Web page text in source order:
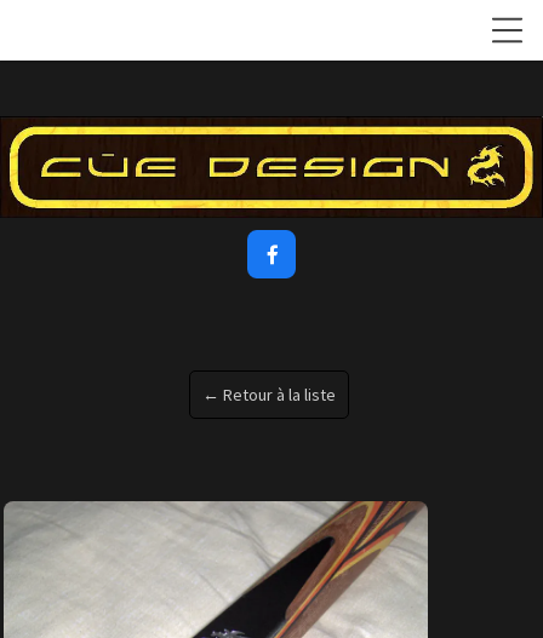

← Retour à la liste